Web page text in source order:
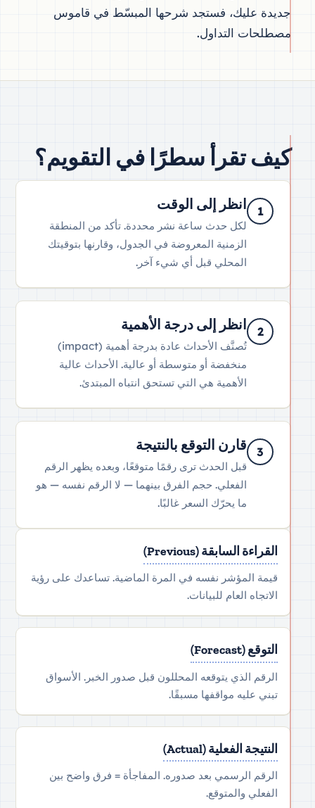
جديدة عليك، فستجد شرحها المبسّط في قاموس
مصطلحات التداول.
كيف تقرأ سطرًا في التقويم؟
1 انظر إلى الوقت
لكل حدث ساعة نشر محددة. تأكد من المنطقة
الزمنية المعروضة في الجدول، وقارنها بتوقيتك
المحلي قبل أي شيء آخر.
2 انظر إلى درجة الأهمية
تُصنَّف الأحداث عادة بدرجة أهمية (impact)
منخفضة أو متوسطة أو عالية. الأحداث عالية
الأهمية هي التي تستحق انتباه المبتدئ.
3 قارن التوقع بالنتيجة
قبل الحدث ترى رقمًا متوقعًا، وبعده يظهر الرقم
الفعلي. حجم الفرق بينهما — لا الرقم نفسه — هو
ما يحرّك السعر غالبًا.
القراءة السابقة (Previous)
قيمة المؤشر نفسه في المرة الماضية. تساعدك على رؤية
الاتجاه العام للبيانات.
التوقع (Forecast)
الرقم الذي يتوقعه المحللون قبل صدور الخبر. الأسواق
تبني عليه مواقفها مسبقًا.
النتيجة الفعلية (Actual)
الرقم الرسمي بعد صدوره. المفاجأة = فرق واضح بين
الفعلي والمتوقع.